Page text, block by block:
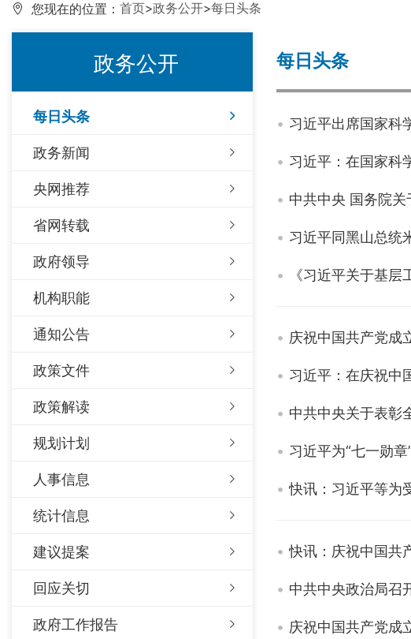
您现在的位置： 首页>政务公开>每日头条
政务公开
每日头条
政务新闻
央网推荐
省网转载
政府领导
机构职能
通知公告
政策文件
政策解读
规划计划
人事信息
统计信息
建议提案
回应关切
政府工作报告
每日头条
习近平出席国家科
习近平：在国家科
中共中央 国务院
习近平同黑山总统
《习近平关于基
庆祝中国共产党成
习近平：在庆祝中
中共中央关于表彰
习近平为“七一勋
快讯：习近平等为
快讯：庆祝中国共
中共中央政治局召
庆祝中国共产党成